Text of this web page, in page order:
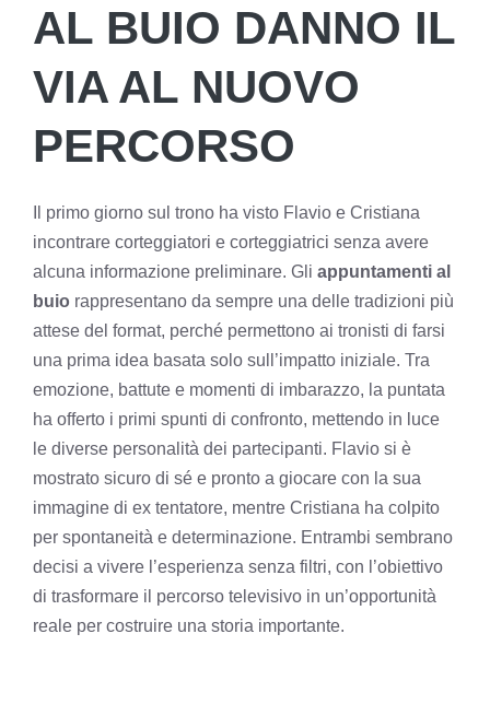
AL BUIO DANNO IL
VIA AL NUOVO
PERCORSO
Il primo giorno sul trono ha visto Flavio e Cristiana
incontrare corteggiatori e corteggiatrici senza avere
alcuna informazione preliminare. Gli appuntamenti al
buio rappresentano da sempre una delle tradizioni più
attese del format, perché permettono ai tronisti di farsi
una prima idea basata solo sull’impatto iniziale. Tra
emozione, battute e momenti di imbarazzo, la puntata
ha offerto i primi spunti di confronto, mettendo in luce
le diverse personalità dei partecipanti. Flavio si è
mostrato sicuro di sé e pronto a giocare con la sua
immagine di ex tentatore, mentre Cristiana ha colpito
per spontaneità e determinazione. Entrambi sembrano
decisi a vivere l’esperienza senza filtri, con l’obiettivo
di trasformare il percorso televisivo in un’opportunità
reale per costruire una storia importante.